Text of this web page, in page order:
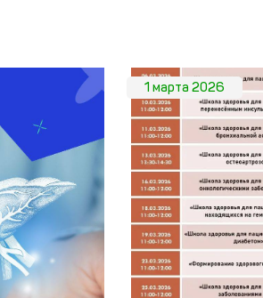
1 марта 2026